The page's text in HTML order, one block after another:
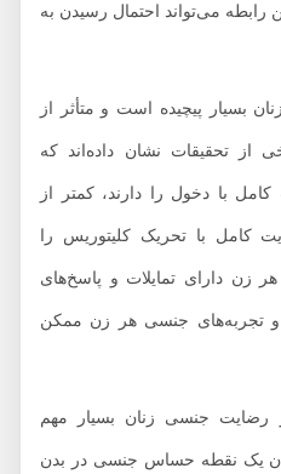
می‌تواند احتمال رسیدن به
پیچیده است و متأثر از
تحقیقات نشان داده‌اند که
با دخول را دارند، کمتر از
با تحریک کلیتوریس را
دارای تمایلات و پاسخ‌های
جنسی هر زن ممکن
جنسی زنان بسیار مهم
نقطه حساس جنسی در بدن